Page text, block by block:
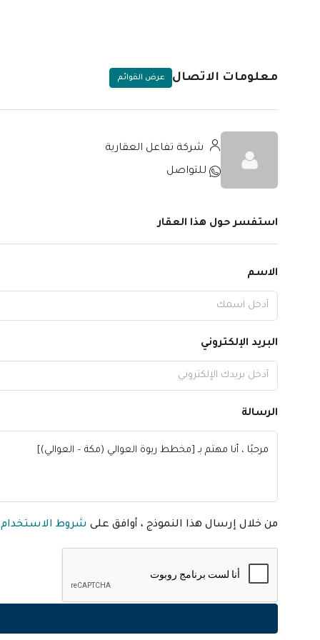
معلومات الاتصال عرض القوائم
شركة تفاعل العقارية
للتواصل
استفسر حول هذا العقار
الاسم
البريد الإلكتروني
الرسالة
من خلال إرسال هذا النموذج ، أوافق على شروط الاستخدام